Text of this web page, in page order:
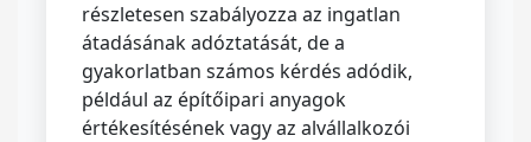
részletesen szabályozza az ingatlan
átadásának adóztatását, de a
gyakorlatban számos kérdés adódik,
például az építőipari anyagok
értékesítésének vagy az alvállalkozói